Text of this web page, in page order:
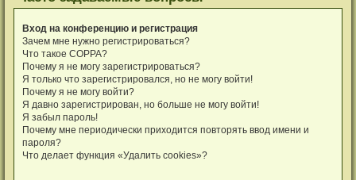
р
ц
и
я
Вход на конференцию и регистрация
Зачем мне нужно регистрироваться?
Что такое COPPA?
Почему я не могу зарегистрироваться?
Я только что зарегистрировался, но не могу войти!
Почему я не могу войти?
Я давно зарегистрирован, но больше не могу войти!
Я забыл пароль!
Почему мне периодически приходится повторять ввод имени и
пароля?
Что делает функция «Удалить cookies»?